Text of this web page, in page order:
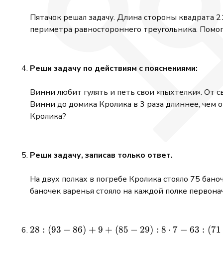
Пятачок решал задачу. Длина стороны квадрата
периметра равностороннего треугольника.
Реши задачу по действиям с пояснениями:
Винни любит гулять и петь свои «пыхтелки».
Винни до домика Кролика в 3 раза длиннее,
Кролика?
Реши задачу, записав только ответ.
На двух полках в погребе Кролика стояло 75
баночек варенья стояло на каждой полке
28 :
28 : (93 − 86) + 9 + (85 − 29) : 8 ⋅ 7 − 63 : (71